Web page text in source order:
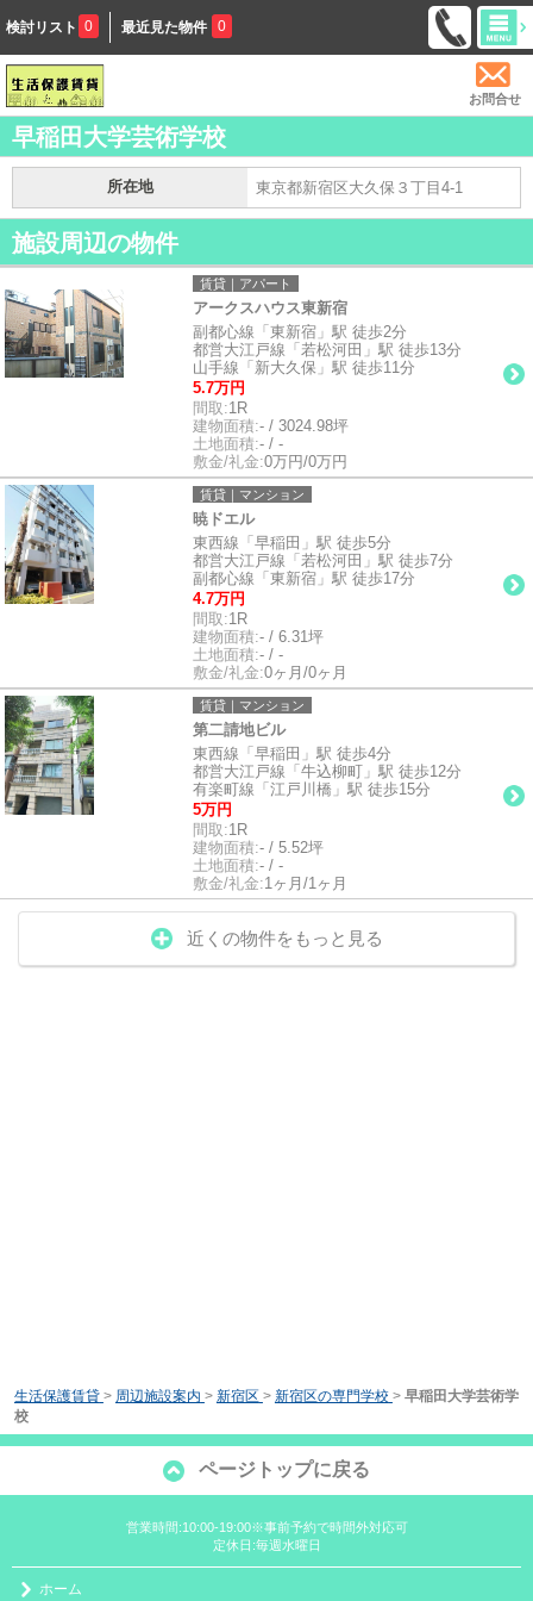
検討リスト 0 最近見た物件 0
お問合せ
早稲田大学芸術学校
所在地 東京都新宿区大久保３丁目4-1
施設周辺の物件
賃貸｜アパート
アークスハウス東新宿
副都心線「東新宿」駅 徒歩2分
都営大江戸線「若松河田」駅 徒歩13分
山手線「新大久保」駅 徒歩11分
5.7万円
間取:1R
建物面積:- / 3024.98坪
土地面積:- / -
敷金/礼金:0万円/0万円
賃貸｜マンション
暁ドエル
東西線「早稲田」駅 徒歩5分
都営大江戸線「若松河田」駅 徒歩7分
副都心線「東新宿」駅 徒歩17分
4.7万円
間取:1R
建物面積:- / 6.31坪
土地面積:- / -
敷金/礼金:0ヶ月/0ヶ月
賃貸｜マンション
第二請地ビル
東西線「早稲田」駅 徒歩4分
都営大江戸線「牛込柳町」駅 徒歩12分
有楽町線「江戸川橋」駅 徒歩15分
5万円
間取:1R
建物面積:- / 5.52坪
土地面積:- / -
敷金/礼金:1ヶ月/1ヶ月
近くの物件をもっと見る
生活保護賃貸 > 周辺施設案内 > 新宿区 > 新宿区の専門学校 > 早稲田大学芸術学
校
ページトップに戻る
営業時間:10:00-19:00※事前予約で時間外対応可
定休日:毎週水曜日
ホーム